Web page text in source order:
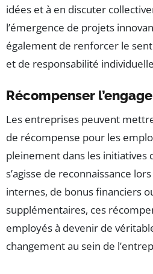
idées et à en discuter
l’émergence de projets
également de renforcer le
et de responsabilité
Récompenser
Les entreprises peuvent
de récompense pour les
pleinement dans les initiatives
s’agisse de reconnaissance
internes, de bonus financiers
supplémentaires, ces
employés à devenir de
changement au sein de